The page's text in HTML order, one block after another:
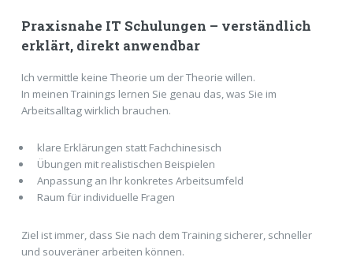
Praxisnahe IT Schulungen – verständlich
erklärt, direkt anwendbar
Ich vermittle keine Theorie um der Theorie willen.
In meinen Trainings lernen Sie genau das, was Sie im
Arbeitsalltag wirklich brauchen.
klare Erklärungen statt Fachchinesisch
Übungen mit realistischen Beispielen
Anpassung an Ihr konkretes Arbeitsumfeld
Raum für individuelle Fragen
Ziel ist immer, dass Sie nach dem Training sicherer, schneller
und souveräner arbeiten können.